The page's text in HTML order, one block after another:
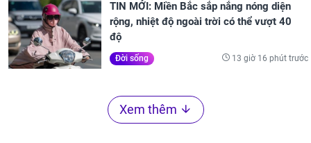
TIN MỚI: Miền Bắc sắp nắng nóng diện
rộng, nhiệt độ ngoài trời có thể vượt 40
độ
Đời sống 13 giờ 16 phút trước
Xem thêm